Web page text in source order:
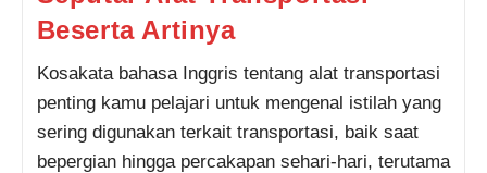
Beserta Artinya
Kosakata bahasa Inggris tentang alat transportasi
penting kamu pelajari untuk mengenal istilah yang
sering digunakan terkait transportasi, baik saat
bepergian hingga percakapan sehari-hari, terutama